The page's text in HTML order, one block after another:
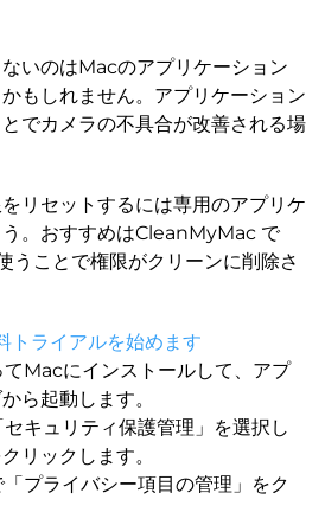
いのはMacのアプリケーション
もしれません。アプリケーション
でカメラの不具合が改善される場
リセットするには専用のアプリケ
。おすすめはCleanMyMac で
うことで権限がクリーンに削除さ
ライアルを始めます
Macにインストールして、アプ
ら起動します。
キュリティ保護管理」を選択し
リックします。
プライバシー項目の管理」をク